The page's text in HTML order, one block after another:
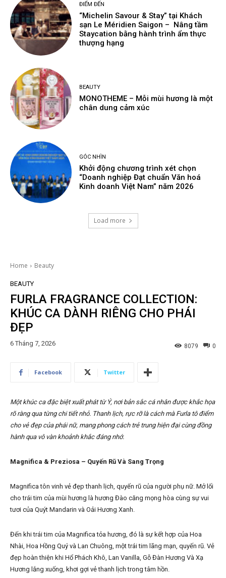
ĐIỂM ĐẾN
“Michelin Savour & Stay” tại Khách
sạn Le Méridien Saigon – Nâng tầm
Staycation bằng hành trình ẩm thực
thượng hạng
BEAUTY
MONOTHEME – Mỗi mùi hương là một
chân dung cảm xúc
GÓC NHÌN
Khởi động chương trình xét chọn
“Doanh nghiệp Đạt chuẩn Văn hoá
Kinh doanh Việt Nam” năm 2026
Load more